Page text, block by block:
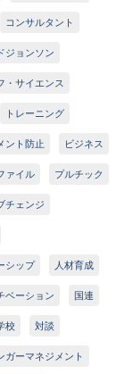
コンサルタント
ジョンソン
・サイエンス
トレーニング
ント防止 ビジネス
ァイル プルチック
チェンジ
シップ 人材育成
ベーション 国連
校 対談
ガーマネジメント